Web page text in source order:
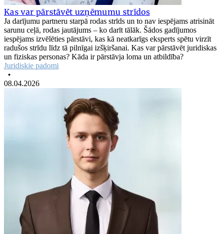
Kas var pārstāvēt uzņēmumu strīdos
Ja darījumu partneru starpā rodas strīds un to nav iespējams atrisināt
sarunu ceļā, rodas jautājums – ko darīt tālāk. Šādos gadījumos
iespējams izvēlēties pārstāvi, kas kā neatkarīgs eksperts spētu virzīt
radušos strīdu līdz tā pilnīgai izšķiršanai. Kas var pārstāvēt juridiskas
un fiziskas personas? Kāda ir pārstāvja loma un atbildība?
Juridiskie padomi
•
08.04.2026